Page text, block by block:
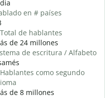
en # países
de hablantes
de 24 millones
de escritura / Alfabeto
como segundo
de 8 millones